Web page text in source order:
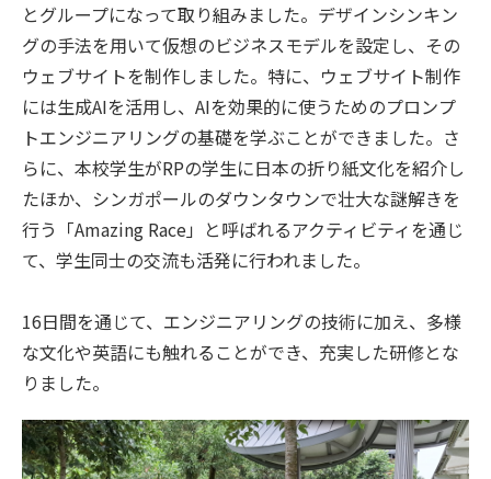
とグループになって取り組みました。デザインシンキン
グの手法を用いて仮想のビジネスモデルを設定し、その
ウェブサイトを制作しました。特に、ウェブサイト制作
には生成AIを活用し、AIを効果的に使うためのプロンプ
トエンジニアリングの基礎を学ぶことができました。さ
らに、本校学生がRPの学生に日本の折り紙文化を紹介し
たほか、シンガポールのダウンタウンで壮大な謎解きを
行う「Amazing Race」と呼ばれるアクティビティを通じ
て、学生同士の交流も活発に行われました。
16日間を通じて、エンジニアリングの技術に加え、多様
な文化や英語にも触れることができ、充実した研修とな
りました。